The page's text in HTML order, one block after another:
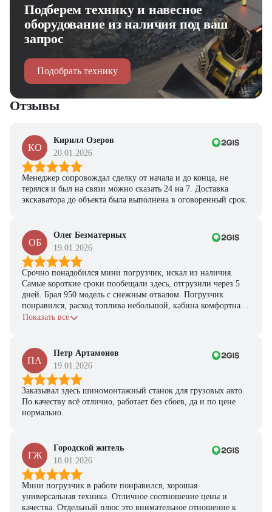
Подберем технику и навесное
оборудование из наличия под ваш
запрос
Подобрать технику
Отзывы
КО
Кирилл Озеров
20.01.2026
Менеджер сопровождал сделку от начала и до конца, не
терялся и был на связи можно сказать 24 на 7. Доставка
экскаватора до объекта была выполнена в оговоренный срок.
ОБ
Олег Безматерных
19.01.2026
Срочно понадобился мини погрузчик, искал из наличия.
Самые короткие сроки пообещали здесь, отгрузили через 5
дней. Брал 950 модель с снежным отвалом. Погрузчик
понравился, расход топлива небольшой, кабина комфортная,
с задачами справляется.
Показать все
ПА
Петр Артамонов
19.01.2026
Заказывал здесь шиномонтажный станок для грузовых авто.
По качеству всё отлично, работает без сбоев, да и по цене
нормально.
ГЖ
Городской житель
18.01.2026
Мини погрузчик в работе понравился, хорошая
универсальная техника. Отличное соотношение цены и
качества. Отдельный плюс это внимательное отношение к